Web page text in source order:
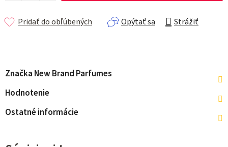
Opýtať sa Strážiť
Pridať do obľúbených
Značka New Brand Parfumes
Hodnotenie
Ostatné informácie